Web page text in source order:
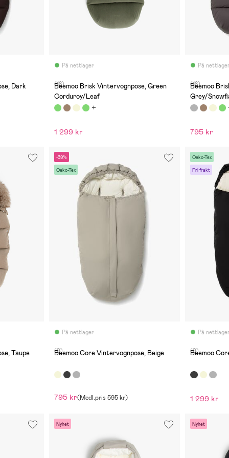
Dark
På nettlager
(18)
Beemoo Brisk Vintervognpose, Green
Corduroy/Leaf
1 299 kr
På
(18)
Beemoo
Grey/
795 kr
Taupe
-39%
Oeko-Tex
På nettlager
(9)
Beemoo Core Vintervognpose, Beige
795 kr(Medl.pris 595 kr)
Oeko-Tex
Fri frakt
På
(9)
Beemoo
1 299 kr
Nyhet Nyhet